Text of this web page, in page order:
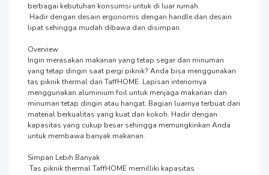
berbagai kebutuhan konsumsi untuk di luar rumah.
lipat sehingga mudah dibawa dan disimpan.
Overview
Ingin merasakan makanan yang tetap segar dan minuman
yang tetap dingin saat pergi piknik? Anda bisa menggunakan
tas piknik thermal dari TaffHOME. Lapisan interiornya
menggunakan aluminium foil untuk menjaga makanan dan
minuman tetap dingin atau hangat. Bagian luarnya terbuat dari
material berkualitas yang kuat dan kokoh. Hadir dengan
kapasitas yang cukup besar sehingga memungkinkan Anda
untuk membawa banyak makanan.
Simpan Lebih Banyak